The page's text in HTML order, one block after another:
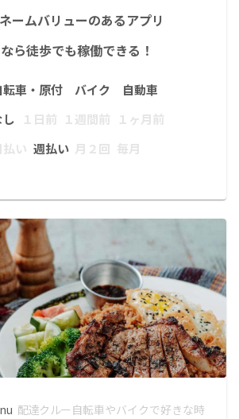
ームバリューのあるアプリ
ら徒歩でも稼働できる！
転車・原付 バイク 自動車
し １日前 １週間前 １ヶ月前
払い 週払い 月２回 毎月
配達クルー 自転車やバイクで好きな時